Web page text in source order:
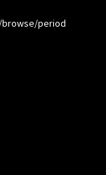
browse/period